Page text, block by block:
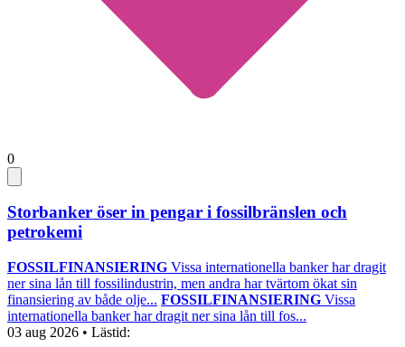
0
Storbanker öser in pengar i fossilbränslen och
petrokemi
FOSSILFINANSIERING Vissa internationella banker har dragit
ner sina lån till fossilindustrin, men andra har tvärtom ökat sin
finansiering av både olje... FOSSILFINANSIERING Vissa
internationella banker har dragit ner sina lån till fos...
03 aug 2026 • Lästid: